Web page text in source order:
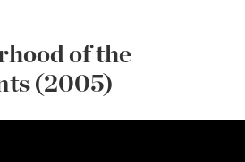
of the
(2005)